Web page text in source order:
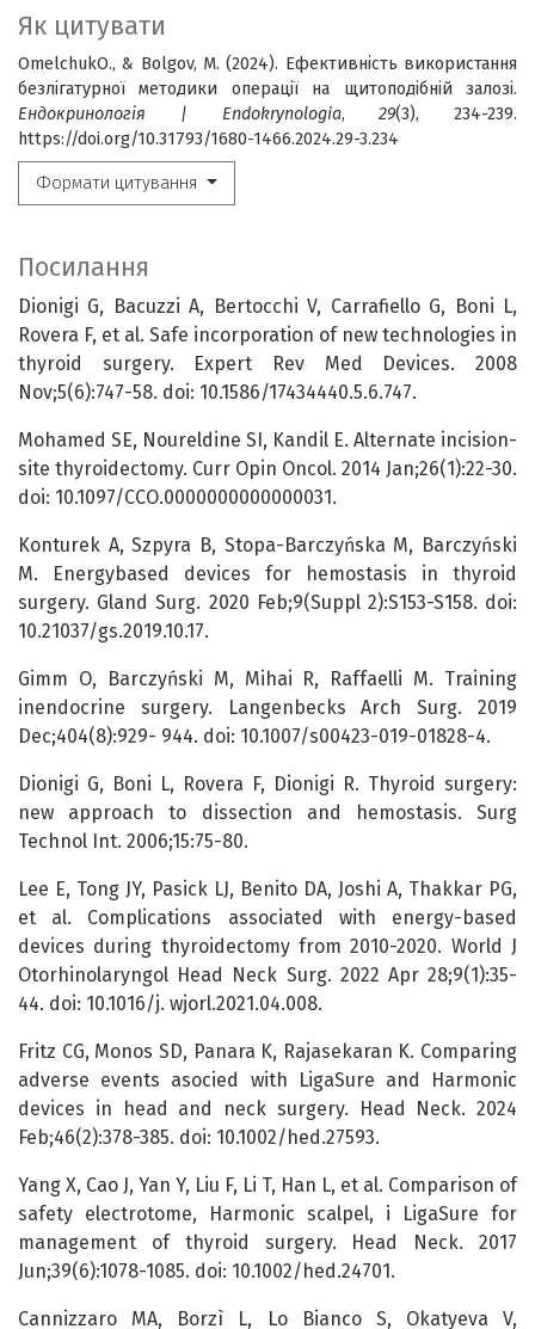
Як цитувати
OmelchukО., & Bolgov, M. (2024). Ефективність використання
безлігатурної методики операції на щитоподібній залозі.
Ендокринологія | Endokrynologia,29(3), 234-239.
https://doi.org/10.31793/1680-1466.2024.29-3.234
Формати цитування
Посилання
Dionigi G, Bacuzzi A, Bertocchi V, Carrafiello G, Boni L,
Rovera F, et al. Safe incorporation of new technologies in
thyroid surgery. Expert Rev Med Devices. 2008
Nov;5(6):747-58. doi: 10.1586/17434440.5.6.747.
Mohamed SE, Noureldine SI, Kandil E. Alternate incision-
site thyroidectomy. Curr Opin Oncol. 2014 Jan;26(1):22-30.
doi: 10.1097/CCO.0000000000000031.
Konturek A, Szpyra B, Stopa-Barczyńska M, Barczyński
M. Energybased devices for hemostasis in thyroid
surgery. Gland Surg. 2020 Feb;9(Suppl 2):S153-S158. doi:
10.21037/gs.2019.10.17.
Gimm O, Barczyński M, Mihai R, Raffaelli M. Training
inendocrine surgery. Langenbecks Arch Surg. 2019
Dec;404(8):929- 944. doi: 10.1007/s00423-019-01828-4.
Dionigi G, Boni L, Rovera F, Dionigi R. Thyroid surgery:
new approach to dissection and hemostasis. Surg
Technol Int. 2006;15:75-80.
Lee E, Tong JY, Pasick LJ, Benito DA, Joshi A, Thakkar PG,
et al. Complications associated with energy-based
devices during thyroidectomy from 2010-2020. World J
Otorhinolaryngol Head Neck Surg. 2022 Apr 28;9(1):35-
44. doi: 10.1016/j. wjorl.2021.04.008.
Fritz CG, Monos SD, Panara K, Rajasekaran K. Comparing
adverse events asocied with LigaSure and Harmonic
devices in head and neck surgery. Head Neck. 2024
Feb;46(2):378-385. doi: 10.1002/hed.27593.
Yang X, Cao J, Yan Y, Liu F, Li T, Han L, et al. Comparison of
safety electrotome, Harmonic scalpel, і LigaSure for
management of thyroid surgery. Head Neck. 2017
Jun;39(6):1078-1085. doi: 10.1002/hed.24701.
Cannizzaro MA, Borzì L, Lo Bianco S, Okatyeva V,